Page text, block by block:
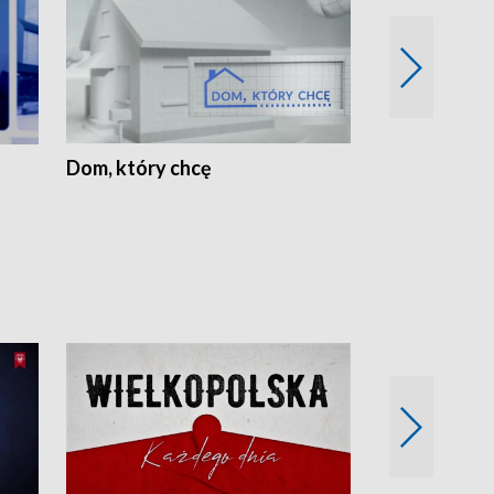
Dom, który chcę